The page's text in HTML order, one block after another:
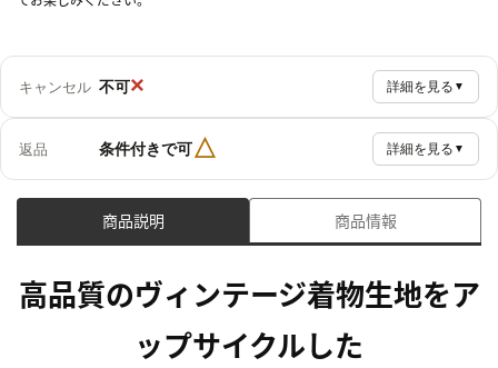
キャンセル 不可× 詳細を見る ▼
返品 条件付きで可△ 詳細を見る ▼
商品説明 商品情報
高品質のヴィンテージ着物生地をア
ップサイクルした